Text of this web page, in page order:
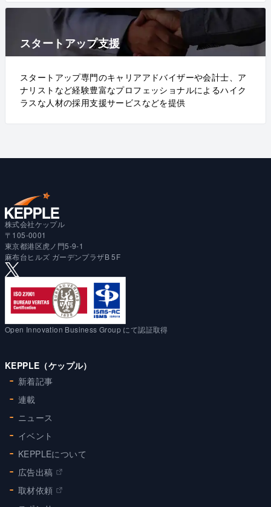
スタートアップ支援
スタートアップ専門のキャリアアドバイザーや会計士、ア
ナリストなど経験豊富なプロフェッショナルによるハイク
ラスな人材の採用支援サービスなどを提供
株式会社ケップル
〒105-0001
東京都港区虎ノ門5-9-1
麻布台ヒルズ ガーデンプラザB 5F
Open Innovation Business Group にて認証取得
KEPPLE（ケップル）
新着記事
連載
ニュース
イベント
KEPPLEについて
広告出稿
取材依頼